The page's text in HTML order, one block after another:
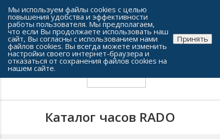
Сеть часовых салонов г. Челябинска
Каталог часов RADO
Мы используем файлы cookies с целью
повышения удобства и эффективности
работы пользователя. Мы предполагаем,
что если Вы продолжаете использовать наш
сайт, Вы согласны с использованием нами
файлов cookies. Вы всегда можете изменить
настройки своего интернет-браузера и
отказаться от сохранения файлов cookies на
нашем сайте.
Принять